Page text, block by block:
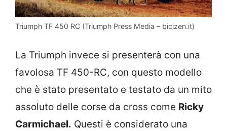
Triumph TF 450 RC (Triumph Press Media – bicizen.it)
La Triumph invece si presenterà con una
favolosa TF 450-RC, con questo modello
che è stato presentato e testato da un mito
assoluto delle corse da cross come Ricky
Carmichael. Questi è considerato una